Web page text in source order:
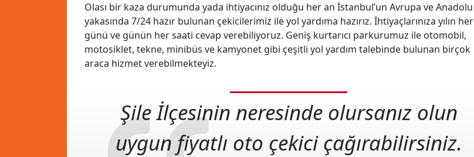
Olası bir kaza durumunda yada ihtiyacınız olduğu her an İstanbul’un Avrupa ve Anadolu
yakasında 7/24 hazır bulunan çekicilerimiz ile yol yardıma hazırız. İhtiyaçlarınıza yılın her
günü ve günün her saati cevap verebiliyoruz. Geniş kurtarıcı parkurumuz ile otomobil,
motosiklet, tekne, minibüs ve kamyonet gibi çeşitli yol yardım talebinde bulunan birçok
araca hizmet verebilmekteyiz.
Şile İlçesinin neresinde olursanız olun
uygun fiyatlı oto çekici çağırabilirsiniz.